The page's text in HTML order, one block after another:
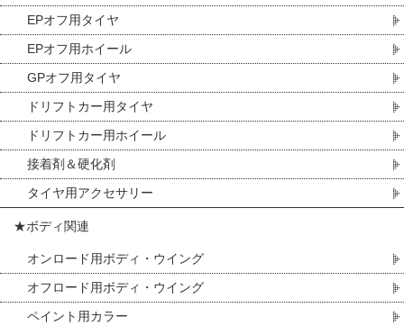
EPオフ用タイヤ
EPオフ用ホイール
GPオフ用タイヤ
ドリフトカー用タイヤ
ドリフトカー用ホイール
接着剤＆硬化剤
タイヤ用アクセサリー
★ボディ関連
オンロード用ボディ・ウイング
オフロード用ボディ・ウイング
ペイント用カラー